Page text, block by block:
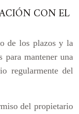
CON EL
de los plazos y la
para mantener una
regularmente del
del propietario